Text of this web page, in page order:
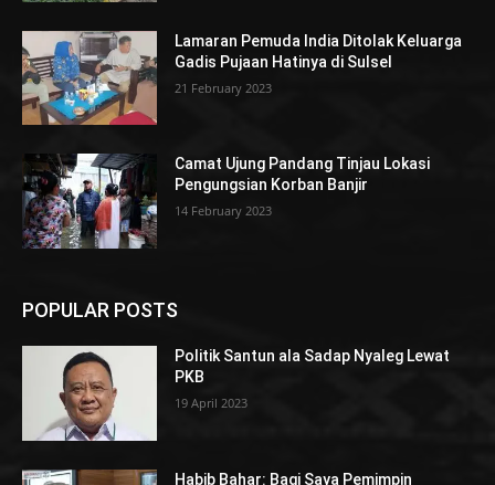
Lamaran Pemuda India Ditolak Keluarga
Gadis Pujaan Hatinya di Sulsel
21 February 2023
Camat Ujung Pandang Tinjau Lokasi
Pengungsian Korban Banjir
14 February 2023
POPULAR POSTS
Politik Santun ala Sadap Nyaleg Lewat
PKB
19 April 2023
Habib Bahar: Bagi Saya Pemimpin